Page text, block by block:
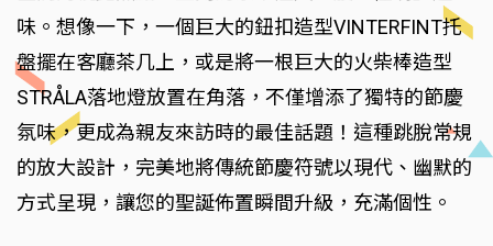
味。想像一下，一個巨大的鈕扣造型VINTERFINT托
盤擺在客廳茶几上，或是將一根巨大的火柴棒造型
STRÅLA落地燈放置在角落，不僅增添了獨特的節慶
氛味，更成為親友來訪時的最佳話題！這種跳脫常規
的放大設計，完美地將傳統節慶符號以現代、幽默的
方式呈現，讓您的聖誕佈置瞬間升級，充滿個性。